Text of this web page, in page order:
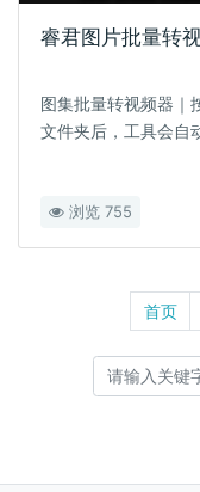
睿君图片批量转
图集批量转视频器｜
文件夹后，工具会自
浏览 755
首页